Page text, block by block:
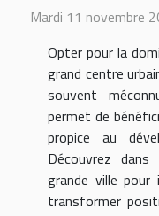
Mardi 11 novembre
Opter pour la
grand centre
souvent
permet de
propice au
Découvrez
grande ville
transformer